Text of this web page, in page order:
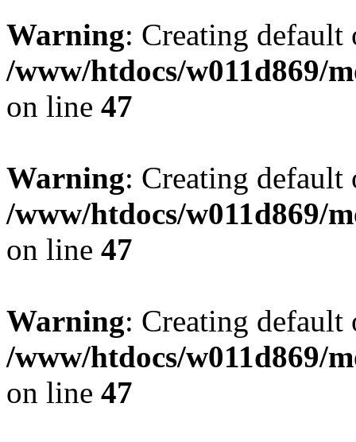
Warning: Creating
/www/htdocs/w011d869/
on line 47
Warning: Creating
/www/htdocs/w011d869/
on line 47
Warning: Creating
/www/htdocs/w011d869/
on line 47